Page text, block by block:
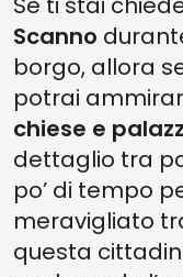
Scanno
borgo, allora
potrai
chiese e
dettaglio tra
po’ di tempo
meravigliato
questa